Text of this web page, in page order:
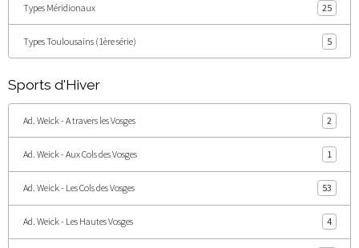
Types Méridionaux 25
Types Toulousains (1ère série) 5
Sports d'Hiver
Ad. Weick - A travers les Vosges 2
Ad. Weick - Aux Cols des Vosges 1
Ad. Weick - Les Cols des Vosges 53
Ad. Weick - Les Hautes Vosges 4